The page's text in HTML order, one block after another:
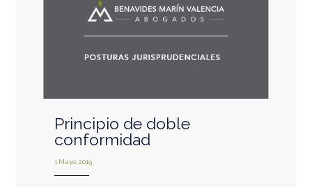
Principio de doble
conformidad
1 Mayo, 2019